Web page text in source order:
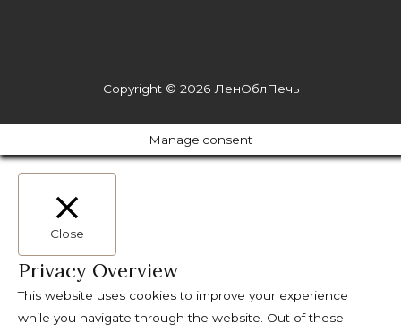
Copyright © 2026 ЛенОблПечь
Manage consent
Close
Privacy Overview
This website uses cookies to improve your experience
while you navigate through the website. Out of these